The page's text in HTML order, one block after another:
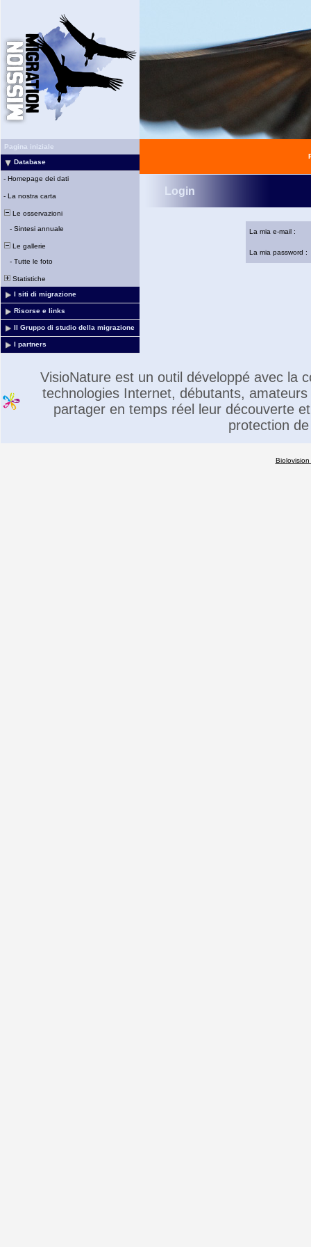
Pagina iniziale
Database
- Homepage dei dati
- La nostra carta
Le osservazioni
- Sintesi annuale
Le gallerie
- Tutte le foto
Statistiche
I siti di migrazione
Risorse e links
Il Gruppo di studio della migrazione
I partners
Login
La mia e-mail :
La mia password :
VisioNature est un outil développé avec la
technologies Internet, débutants,
partager en temps réel leur découverte
protection
Biolovision